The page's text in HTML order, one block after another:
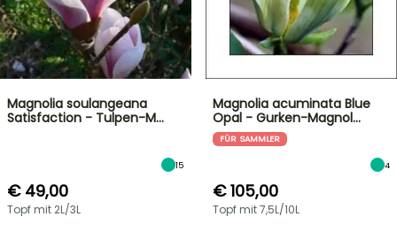
Magnolia soulangeana
Satisfaction - Tulpen-M…
15
€ 49,00
Topf mit 2L/3L
Magnolia acuminata Blue
Opal - Gurken-Magnol…
FÜR SAMMLER
4
€ 105,00
Topf mit 7,5L/10L